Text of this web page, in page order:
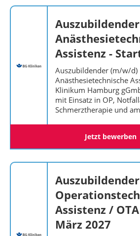
Assistenz -
Auszubildender (m/w/d)
Anästhesietechnische
Klinikum Hamburg
mit Einsatz in OP,
Schmerztherapie und
Jetzt bewerben
Assistenz /
März 2027